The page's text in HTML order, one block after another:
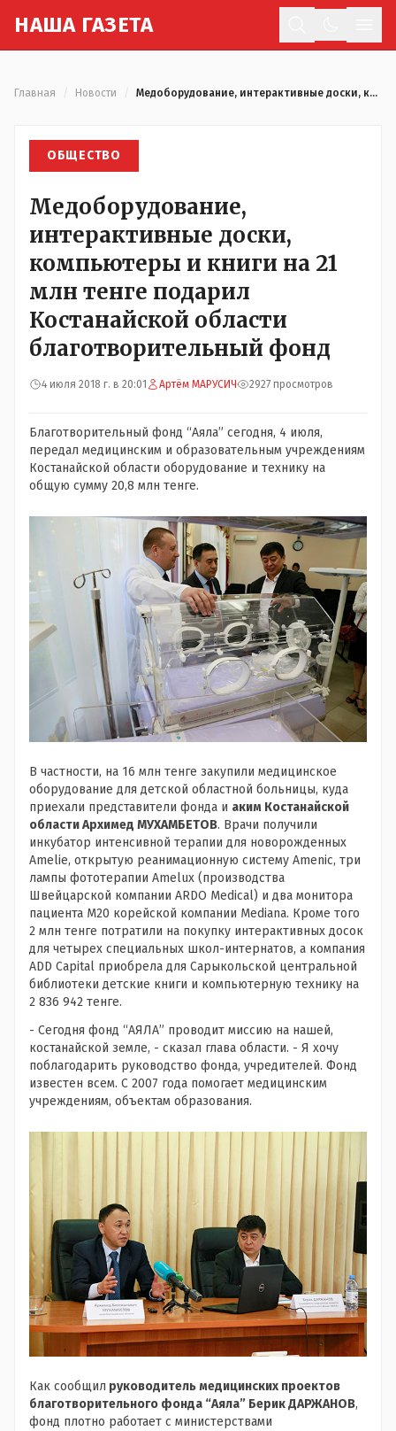
НАША ГАЗЕТА
Главная Новости Медоборудование, интерактивные доски, компьютеры и книги на 21 млн тенге подарил Костанайской области благотворительный фонд
ОБЩЕСТВО
Медоборудование,
интерактивные доски,
компьютеры и книги на 21
млн тенге подарил
Костанайской области
благотворительный фонд
4 июля 2018 г. в 20:01 Артём МАРУСИЧ 2927 просмотров
Благотворительный фонд “Аяла” сегодня, 4 июля,
передал медицинским и образовательным учреждениям
Костанайской области оборудование и технику на
общую сумму 20,8 млн тенге.
В частности, на 16 млн тенге закупили медицинское
оборудование для детской областной больницы, куда
приехали представители фонда и аким Костанайской
области Архимед МУХАМБЕТОВ. Врачи получили
инкубатор интенсивной терапии для новорожденных
Amelie, открытую реанимационную систему Amenic, три
лампы фототерапии Amelux (производства
Швейцарской компании ARDO Medical) и два монитора
пациента M20 корейской компании Mediana. Кроме того
2 млн тенге потратили на покупку интерактивных досок
для четырех специальных школ-интернатов, а компания
ADD Capital приобрела для Сарыкольской центральной
библиотеки детские книги и компьютерную технику на
2 836 942 тенге.
- Сегодня фонд “АЯЛА” проводит миссию на нашей,
костанайской земле, - сказал глава области. - Я хочу
поблагодарить руководство фонда, учредителей. Фонд
известен всем. С 2007 года помогает медицинским
учреждениям, объектам образования.
Как сообщил руководитель медицинских проектов
благотворительного фонда “Аяла” Берик ДАРЖАНОВ,
фонд плотно работает с министерствами